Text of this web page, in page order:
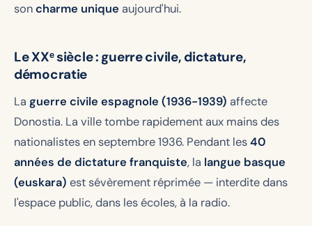
soncharme unique aujourd'hui.
Le XXᵉ siècle : guerre civile, dictature,
démocratie
La guerre civile espagnole (1936-1939) affecte
Donostia. La ville tombe rapidement aux mains des
nationalistes en septembre 1936. Pendant les40
années de dictature franquiste, la langue basque
(euskara) est sévèrement réprimée — interdite dans
l'espace public, dans les écoles, à la radio.